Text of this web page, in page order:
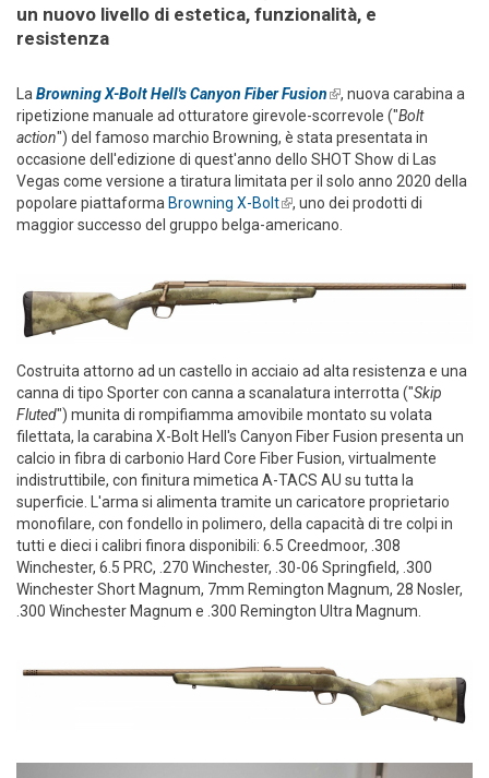
un nuovo livello di estetica, funzionalità, e
resistenza
La Browning X-Bolt Hell's Canyon Fiber Fusion(link is external)
, nuova carabina a
ripetizione manuale ad otturatore girevole-scorrevole ("Bolt
action") del famoso marchio Browning, è stata presentata in
occasione dell'edizione di quest'anno dello SHOT Show di Las
Vegas come versione a tiratura limitata per il solo anno 2020 della
popolare piattaforma Browning X-Bolt(link is external)
, uno dei prodotti di
maggior successo del gruppo belga-americano.
Costruita attorno ad un castello in acciaio ad alta resistenza e una
canna di tipo Sporter con canna a scanalatura interrotta ("Skip
Fluted") munita di rompifiamma amovibile montato su volata
filettata, la carabina X-Bolt Hell's Canyon Fiber Fusion presenta un
calcio in fibra di carbonio Hard Core Fiber Fusion, virtualmente
indistruttibile, con finitura mimetica A-TACS AU su tutta la
superficie. L'arma si alimenta tramite un caricatore proprietario
monofilare, con fondello in polimero, della capacità di tre colpi in
tutti e dieci i calibri finora disponibili: 6.5 Creedmoor, .308
Winchester, 6.5 PRC, .270 Winchester, .30-06 Springfield, .300
Winchester Short Magnum, 7mm Remington Magnum, 28 Nosler,
.300 Winchester Magnum e .300 Remington Ultra Magnum.